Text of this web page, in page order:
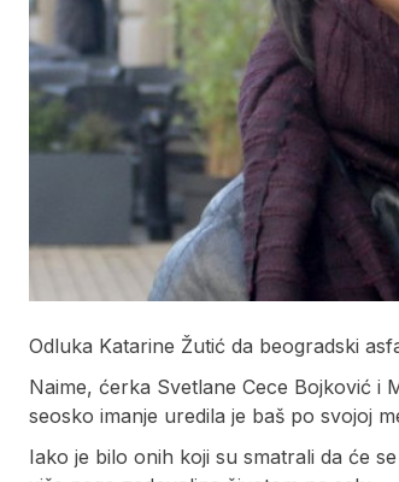
Odluka Katarine Žutić da beogradski
Naime, ćerka Svetlane Cece Bojković i
seosko imanje uredila je baš po svojoj
Iako je bilo onih koji su smatrali da će